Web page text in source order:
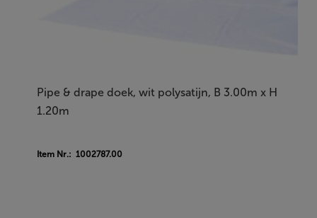
Pipe & drape doek, wit polysatijn, B 3.00m x H
1.20m
Item Nr.: 1002787.00